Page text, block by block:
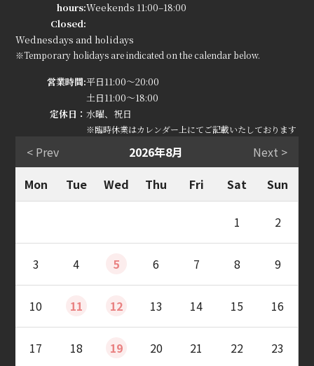
hours:Weekends 11:00–18:00
Closed:
Wednesdays and holidays
※Temporary holidays are indicated on the calendar below.
営業時間:平日11:00～20:00
土日11:00～18:00
定休日：水曜、祝日
※臨時休業はカレンダー上にてご記載いたしております
< Prev 2026年8月
Next >
Mon
Tue Wed Thu Fri Sat Sun
1 2
3 4 5 6 7 8 9
10 11 12 13 14 15 16
17 18 19 20 21 22 23